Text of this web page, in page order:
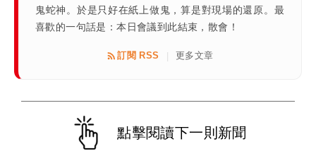
鬼蛇神。於是只好在紙上做鬼，算是對現場的還原。最
喜歡的一句話是：本日會議到此結束，散會！
訂閱 RSS 更多文章
點擊閱讀下一則新聞